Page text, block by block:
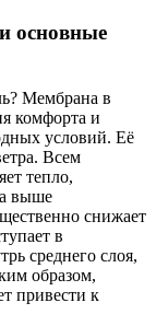
основные
Мембрана в
комфорта и
условий. Её
Всем
тепло,
выше
снижает
в
среднего слоя,
образом,
привести к